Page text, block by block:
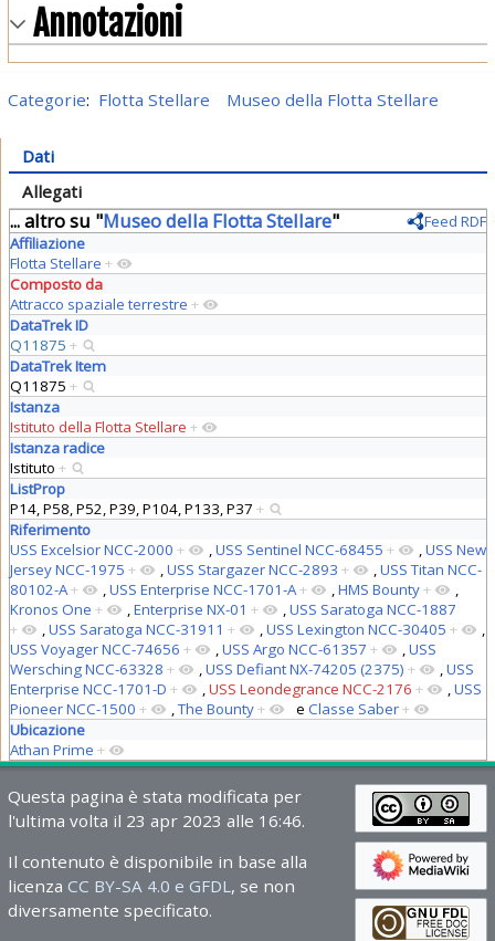
Annotazioni
Categorie: Flotta Stellare Museo della Flotta Stellare
Dati
Allegati
... altro su "Museo della Flotta Stellare"
Feed RDF
Affiliazione
Flotta Stellare +
Composto da
Attracco spaziale terrestre +
DataTrek ID
Q11875 +
DataTrek Item
Q11875 +
Istanza
Istituto della Flotta Stellare +
Istanza radice
Istituto +
ListProp
P14, P58, P52, P39, P104, P133, P37 +
Riferimento
USS Excelsior NCC-2000 + ,USS Sentinel NCC-68455 + ,USS New
Jersey NCC-1975 + ,USS Stargazer NCC-2893 + ,USS Titan NCC-
80102-A+ ,USS Enterprise NCC-1701-A+ ,HMS Bounty+
,
Kronos One + ,Enterprise NX-01 + ,USS Saratoga NCC-1887
+
,USS Saratoga NCC-31911 + ,USS Lexington NCC-30405 +
,
USS Voyager NCC-74656 + ,USS Argo NCC-61357 + ,USS
Wersching NCC-63328 + ,USS Defiant NX-74205 (2375) + ,USS
Enterprise NCC-1701-D + ,USS Leondegrance NCC-2176 + ,USS
Pioneer NCC-1500 + ,The Bounty+ e Classe Saber+
Ubicazione
Athan Prime +
Questa pagina è stata modificata per
l'ultima volta il 23 apr 2023 alle 16:46.
Il contenuto è disponibile in base alla
licenza CC BY-SA 4.0 e GFDL, se non
diversamente specificato.